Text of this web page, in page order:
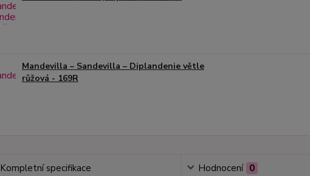
Mandevilla – Sandevilla – Diplandenie větle
růžová - 169R
Kompletní specifikace Hodnocení 0